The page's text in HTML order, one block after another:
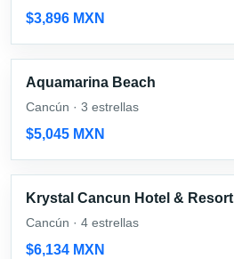
$3,896 MXN
Aquamarina Beach
Cancún · 3 estrellas
$5,045 MXN
Krystal Cancun Hotel & Resort
Cancún · 4 estrellas
$6,134 MXN